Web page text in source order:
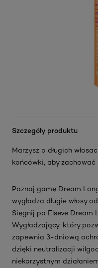
Szczegóły produktu
Marzysz o długich
końcówki, aby
Poznaj gamę Dream
wygładza długie włosy
Sięgnij po Elseve Dream
Wygładzający, który
zapewnia 3-dniową
dzięki neutralizacji
niekorzystnym